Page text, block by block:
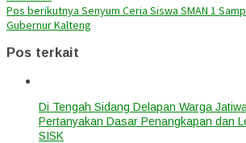
Pos berikutnya Senyum Ceria Siswa SMAN 1
Gubernur Kalteng
Pos terkait
Di Tengah Sidang Delapan Warga
Pertanyakan Dasar Penangkapan dan
SISK